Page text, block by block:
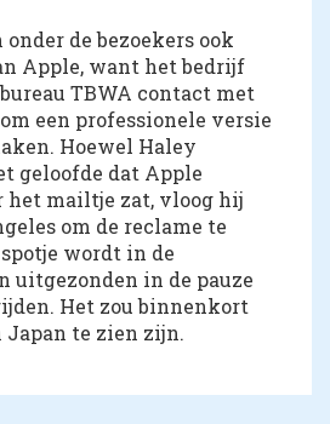
de bezoekers ook
Apple, want het bedrijf
TBWA contact met
een professionele versie
Hoewel Haley
geloofde dat Apple
mailtje zat, vloog hij
om de reclame te
wordt in de
uitgezonden in de pauze
Het zou binnenkort
Japan te zien zijn.